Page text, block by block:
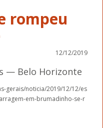
rompeu
12/12/2019
— Belo Horizonte
gerais/noticia/2019/12/12/es
em-brumadinho-se-r